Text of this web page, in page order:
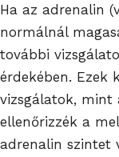
Ha az adrenalin
normálnál
további
érdekében. Ezek
vizsgálatok, mint
ellenőrizzék a
adrenalin szintet